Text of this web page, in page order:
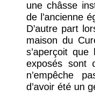
une châsse
de l’ancienne
D’autre part
maison du
s’aperçoit
exposés sont
n’empêche
d’avoir été un